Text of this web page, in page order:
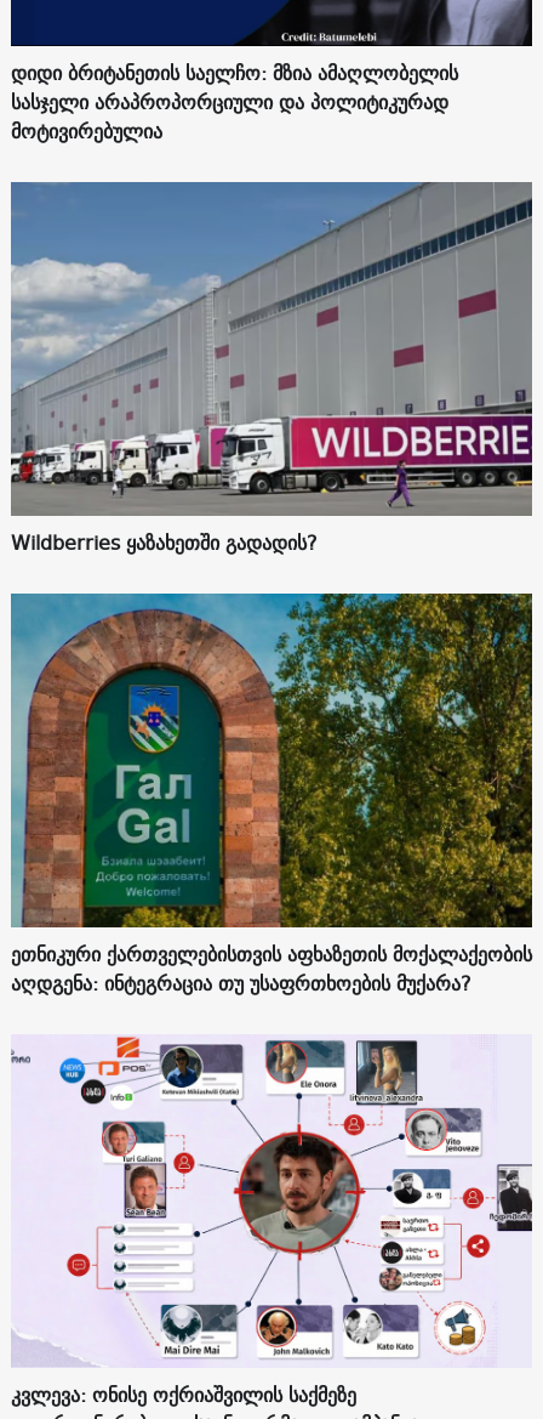
დიდი ბრიტანეთის საელჩო: მზია ამაღლობელის
სასჯელი არაპროპორციული და პოლიტიკურად
მოტივირებულია
Wildberries ყაზახეთში გადადის?
ეთნიკური ქართველებისთვის აფხაზეთის მოქალაქეობის
აღდგენა: ინტეგრაცია თუ უსაფრთხოების მუქარა?
კვლევა: ონისე ოქრიაშვილის საქმეზე